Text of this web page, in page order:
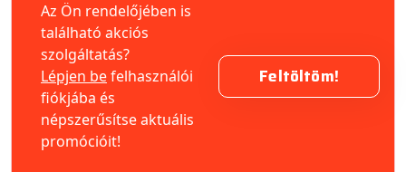
Az Ön rendelőjében is
található akciós
szolgáltatás?
Lépjen befelhasználói
fiókjába és
népszerűsítse aktuális
promócióit!
Feltöltöm!